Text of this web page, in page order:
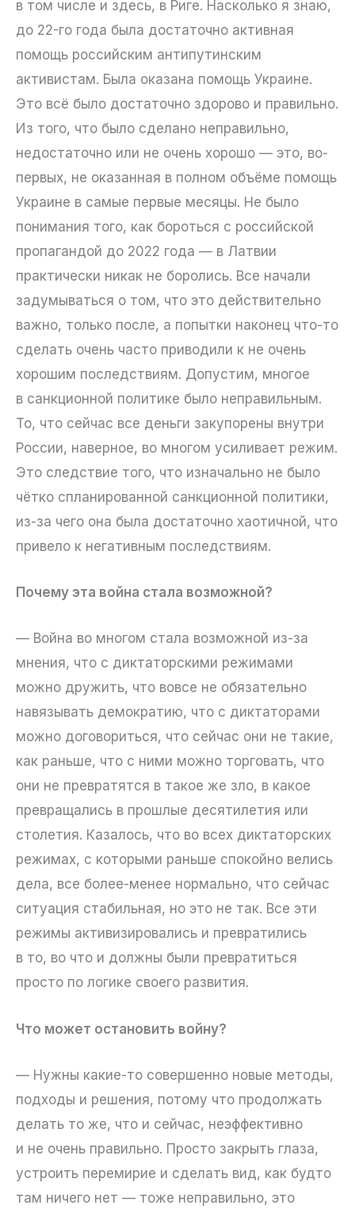
в том числе и здесь, в Риге. Насколько я знаю,
до 22-го года была достаточно активная
помощь российским антипутинским
активистам. Была оказана помощь Украине.
Это всё было достаточно здорово и правильно.
Из того, что было сделано неправильно,
недостаточно или не очень хорошо — это, во-
первых, не оказанная в полном объёме помощь
Украине в самые первые месяцы. Не было
понимания того, как бороться с российской
пропагандой до 2022 года — в Латвии
практически никак не боролись. Все начали
задумываться о том, что это действительно
важно, только после, а попытки наконец что-то
сделать очень часто приводили к не очень
хорошим последствиям. Допустим, многое
в санкционной политике было неправильным.
То, что сейчас все деньги закупорены внутри
России, наверное, во многом усиливает режим.
Это следствие того, что изначально не было
чётко спланированной санкционной политики,
из-за чего она была достаточно хаотичной, что
привело к негативным последствиям.
Почему эта война стала возможной?
— Война во многом стала возможной из-за
мнения, что с диктаторскими режимами
можно дружить, что вовсе не обязательно
навязывать демократию, что с диктаторами
можно договориться, что сейчас они не такие,
как раньше, что с ними можно торговать, что
они не превратятся в такое же зло, в какое
превращались в прошлые десятилетия или
столетия. Казалось, что во всех диктаторских
режимах, с которыми раньше спокойно велись
дела, все более-менее нормально, что сейчас
ситуация стабильная, но это не так. Все эти
режимы активизировались и превратились
в то, во что и должны были превратиться
просто по логике своего развития.
Что может остановить войну?
— Нужны какие-то совершенно новые методы,
подходы и решения, потому что продолжать
делать то же, что и сейчас, неэффективно
и не очень правильно. Просто закрыть глаза,
устроить перемирие и сделать вид, как будто
там ничего нет — тоже неправильно, это